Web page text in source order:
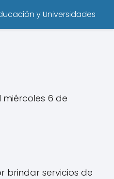
y Universidades
6 de
brindar servicios de